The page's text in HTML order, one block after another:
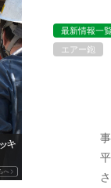
最新情報一
エアー鉋